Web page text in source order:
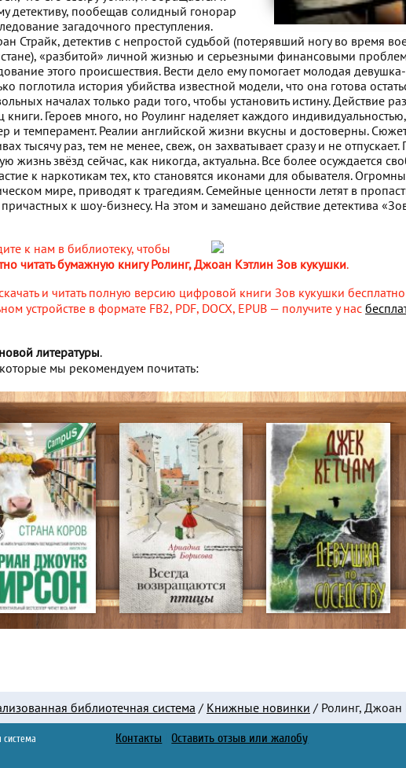
детективу, пообещав солидный гонорар
загадочного преступления.
Страйк, детектив с непростой судьбой (потерявший ногу во время
«разбитой» личной жизнью и серьезными финансовыми
этого происшествия. Вести дело ему помогает молодая
поглотила история убийства известной модели, что она готова
началах только ради того, чтобы установить истину. Действие
книги. Героев много, но Роулинг наделяет каждого
и темперамент. Реалии английской жизни вкусны и достоверны.
тысячу раз, тем не менее, свеж, он захватывает сразу и не
жизнь звёзд сейчас, как никогда, актуальна. Все более осуждается
к наркотикам тех, кто становятся иконами для обывателя.
мире, приводят к трагедиям. Семейные ценности летят в
к шоу-бизнесу. На этом и замешано действие детектива
к нам в библиотеку, чтобы
читать бумажную книгу Ролинг, Джоан Кэтлин Зов кукушки.
и читать полную версию цифровой книги Зов кукушки
устройстве в формате FB2, PDF, DOCX, EPUB — получите у нас
литературы.
мы рекомендуем почитать:
библиотечная система / Книжные новинки / Ролинг, Джоан
система
Контакты |Оставить отзыв или жалобу